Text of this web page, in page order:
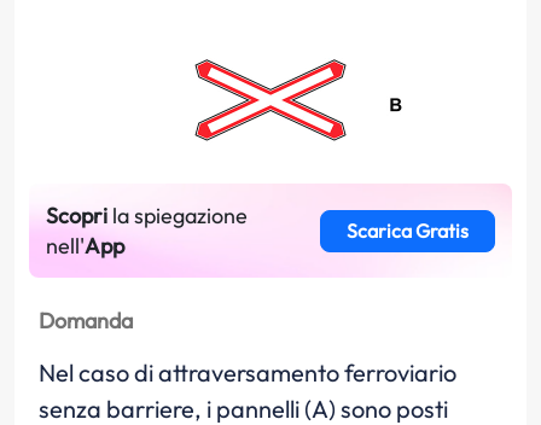
Scopri la spiegazione
nell'App
Scarica Gratis
Domanda
Nel caso di attraversamento ferroviario
senza barriere, i pannelli (A) sono posti